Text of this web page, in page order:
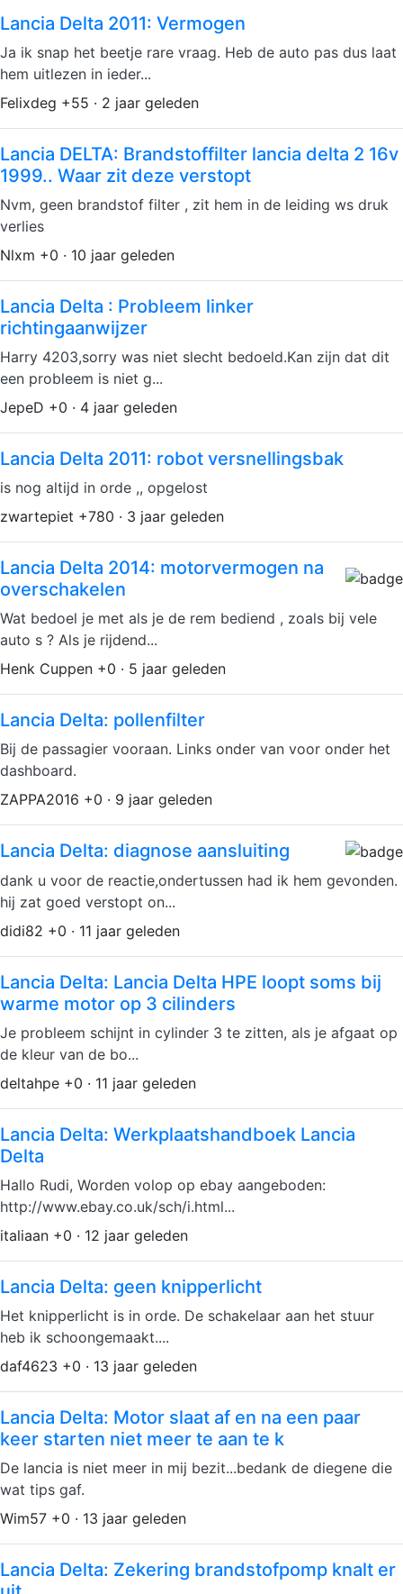
Lancia Delta 2011: Vermogen
Ja ik snap het beetje rare vraag. Heb de auto pas dus laat
hem uitlezen in ieder...
Felixdeg +55 · 2 jaar geleden
Lancia DELTA: Brandstoffilter lancia delta 2 16v
1999.. Waar zit deze verstopt
Nvm, geen brandstof filter , zit hem in de leiding ws druk
verlies
Nlxm +0 · 10 jaar geleden
Lancia Delta : Probleem linker
richtingaanwijzer
Harry 4203,sorry was niet slecht bedoeld.Kan zijn dat dit
een probleem is niet g...
JepeD +0 · 4 jaar geleden
Lancia Delta 2011: robot versnellingsbak
is nog altijd in orde ,, opgelost
zwartepiet +780 · 3 jaar geleden
Lancia Delta 2014: motorvermogen na
overschakelen
Wat bedoel je met als je de rem bediend , zoals bij vele
auto s ? Als je rijdend...
Henk Cuppen +0 · 5 jaar geleden
Lancia Delta: pollenfilter
Bij de passagier vooraan. Links onder van voor onder het
dashboard.
ZAPPA2016 +0 · 9 jaar geleden
Lancia Delta: diagnose aansluiting
dank u voor de reactie,ondertussen had ik hem gevonden.
hij zat goed verstopt on...
didi82 +0 · 11 jaar geleden
Lancia Delta: Lancia Delta HPE loopt soms bij
warme motor op 3 cilinders
Je probleem schijnt in cylinder 3 te zitten, als je afgaat op
de kleur van de bo...
deltahpe +0 · 11 jaar geleden
Lancia Delta: Werkplaatshandboek Lancia
Delta
Hallo Rudi, Worden volop op ebay aangeboden:
http://www.ebay.co.uk/sch/i.html...
italiaan +0 · 12 jaar geleden
Lancia Delta: geen knipperlicht
Het knipperlicht is in orde. De schakelaar aan het stuur
heb ik schoongemaakt....
daf4623 +0 · 13 jaar geleden
Lancia Delta: Motor slaat af en na een paar
keer starten niet meer te aan te k
De lancia is niet meer in mij bezit...bedank de diegene die
wat tips gaf.
Wim57 +0 · 13 jaar geleden
Lancia Delta: Zekering brandstofpomp knalt er